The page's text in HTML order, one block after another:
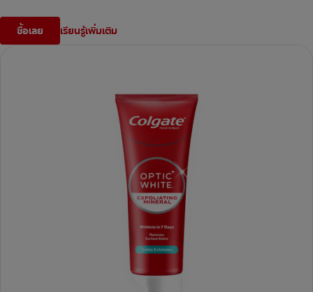
ซื้อเลย เรียนรู้เพิ่มเติม